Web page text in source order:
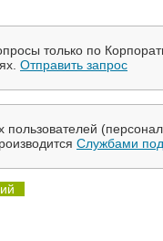
только по
Отправить запрос
Службами